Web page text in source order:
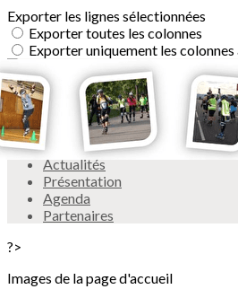
Exporter les lignes sélectionnées
Exporter toutes les colonnes
Exporter uniquement les
Menu
<
>
Actualités
Présentation
Agenda
Partenaires
?>
Images de la page d'accueil